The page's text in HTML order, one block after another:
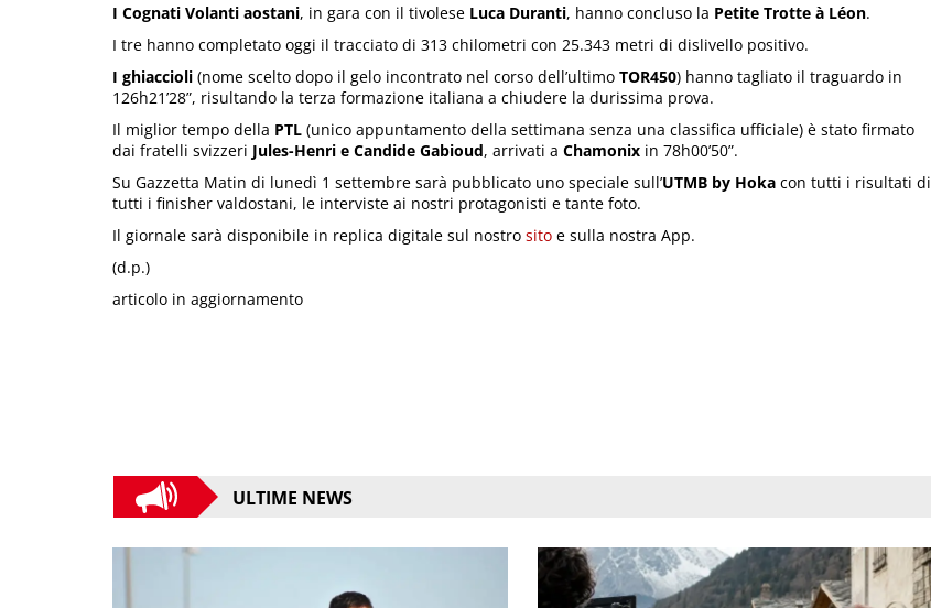
I Cognati Volanti aostani, in gara con il tivolese Luca Duranti, hanno concluso la Petite Trotte à Léon.
I tre hanno completato oggi il tracciato di 313 chilometri con 25.343 metri di dislivello positivo.
I ghiaccioli (nome scelto dopo il gelo incontrato nel corso dell’ultimo TOR450) hanno tagliato il traguardo in
126h21’28”, risultando la terza formazione italiana a chiudere la durissima prova.
Il miglior tempo della PTL (unico appuntamento della settimana senza una classifica ufficiale) è stato firmato
dai fratelli svizzeri Jules-Henri e Candide Gabioud, arrivati a Chamonix in 78h00’50”.
Su Gazzetta Matin di lunedì 1 settembre sarà pubblicato uno speciale sull’UTMB by Hoka con tutti i risultati di
tutti i finisher valdostani, le interviste ai nostri protagonisti e tante foto.
Il giornale sarà disponibile in replica digitale sul nostro sito e sulla nostra App.
(d.p.)
articolo in aggiornamento
ULTIME NEWS